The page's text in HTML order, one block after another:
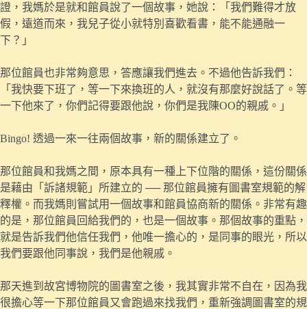
證，我媽於是就和館員說了一個故事，她說：「我們難得才放
假，遠道而來，我兒子從小就特別喜歡看書，能不能通融一
下？」
那位館員也非常夠意思，答應讓我們進去。不過他告訴我們：
「我快要下班了，等一下來換班的人，就沒有那麼好說話了。等
一下他來了，你們記得要跟他說，你們是我陳OO的親戚。」
Bingo! 透過一來一往兩個故事，新的關係建立了。
那位館員和我媽之間，原本具有一種上下位階的關係，這份關係
是藉由「訴諸規範」所建立的 ── 那位館員擁有圖書室規範的解
釋權。而我媽則嘗試用一個故事和館員協商新的關係。非常有趣
的是，那位館員回給我們的，也是一個故事。那個故事的重點，
就是告訴我們他信任我們，他唯一擔心的，是同事的眼光，所以
我們要跟他同事說，我們是他親戚。
那天進到故宮博物院的圖書室之後，我其實非常不自在，因為我
很擔心等一下那位館員又會跑過來找我們，重新強調圖書室的規